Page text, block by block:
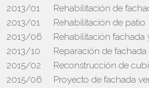
2013/01
Rehabilitación de
2013/01
Rehabilitación de patio
2013/06
Rehabilitación fachada
2013/10
Reparación de fachada
2015/02
Reconstrucción de
2015/06
Proyecto de fachada